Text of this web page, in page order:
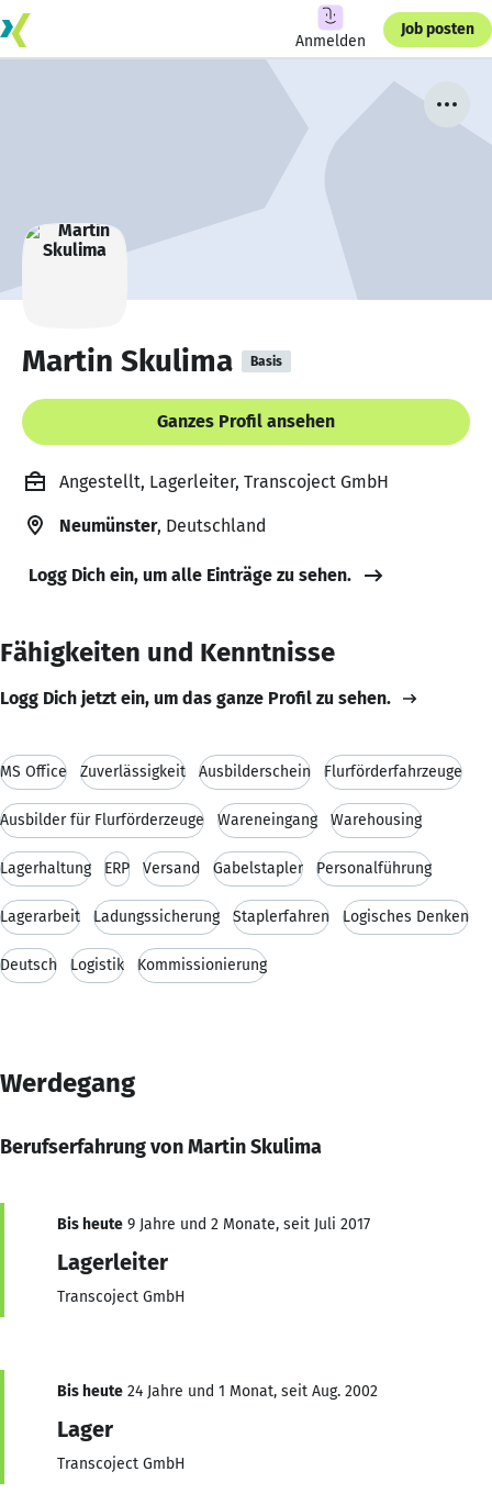
Anmelden
Job posten
Martin Skulima Basis
Ganzes Profil ansehen
Angestellt, Lagerleiter, Transcoject GmbH
Neumünster, Deutschland
Logg Dich ein, um alle Einträge zu sehen.
Fähigkeiten und Kenntnisse
Logg Dich jetzt ein, um das ganze Profil zu sehen.
MS Office Zuverlässigkeit Ausbilderschein Flurförderfahrzeuge
Ausbilder für Flurförderzeuge Wareneingang Warehousing
Lagerhaltung ERP Versand Gabelstapler Personalführung
Lagerarbeit Ladungssicherung Staplerfahren Logisches Denken
Deutsch Logistik Kommissionierung
Werdegang
Berufserfahrung von Martin Skulima
Bis heute 9 Jahre und 2 Monate, seit Juli 2017
Lagerleiter
Transcoject GmbH
Bis heute 24 Jahre und 1 Monat, seit Aug. 2002
Lager
Transcoject GmbH